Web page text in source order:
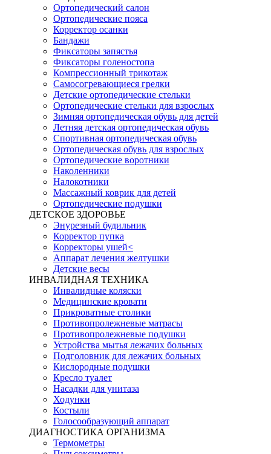
Ортопедический салон
Ортопедические пояса
Корректор осанки
Бандажи
Фиксаторы запястья
Фиксаторы голеностопа
Компрессионный трикотаж
Самосогревающиеся грелки
Детские ортопедические стельки
Ортопедические стельки для взрослых
Зимняя ортопедическая обувь для детей
Летняя детская ортопедическая обувь
Спортивная ортопедическая обувь
Ортопедическая обувь для взрослых
Ортопедические воротники
Наколенники
Налокотники
Массажный коврик для детей
Ортопедические подушки
ДЕТСКОЕ ЗДОРОВЬЕ
Энурезный будильник
Корректор пупка
Корректоры ушей<
Аппарат лечения желтушки
Детские весы
ИНВАЛИДНАЯ ТЕХНИКА
Инвалидные коляски
Медицинские кровати
Прикроватные столики
Противопролежневые матрасы
Противопролежневые подушки
Устройства мытья лежачих больных
Подголовник для лежачих больных
Кислородные подушки
Кресло туалет
Насадки для унитаза
Ходунки
Костыли
Голосообразующий аппарат
ДИАГНОСТИКА ОРГАНИЗМА
Термометры